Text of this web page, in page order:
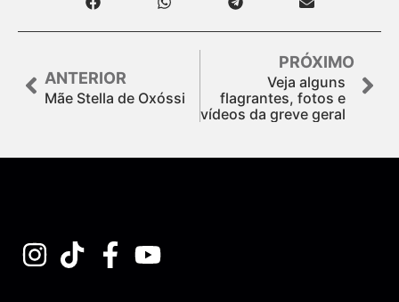
ANTERIOR
Mãe Stella de Oxóssi
PRÓXIMO
Veja alguns
flagrantes, fotos e
vídeos da greve geral